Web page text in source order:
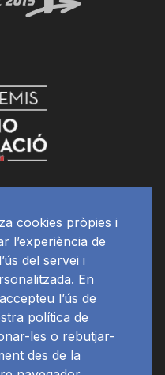
cookies pròpies i
l’experiència de
del servei i
En
l’ús de
política de
les o rebutjar-
des de la